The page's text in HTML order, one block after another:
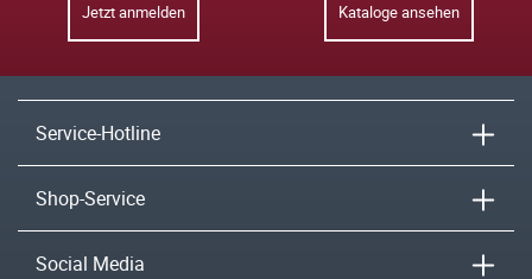
Jetzt anmelden Kataloge ansehen
Service-Hotline
Shop-Service
Social Media